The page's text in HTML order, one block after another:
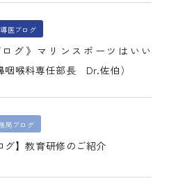
医ブログ
ログ》マリンスポーツはいい
咽喉科専任部長 Dr.佐伯）
局ブログ
グ】教育研修のご紹介